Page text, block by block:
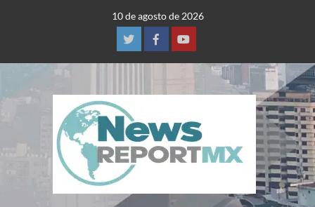
10 de agosto de 2026
TwitterFacebookYoutube